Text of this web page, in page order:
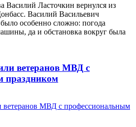
Василий Ласточкин вернулся из
Василий Васильевич
было особенно сложно: погода
да и обстановка вокруг была
ветеранов МВД с
праздником